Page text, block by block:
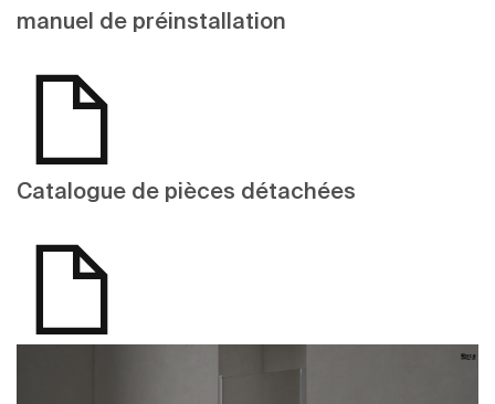
manuel de préinstallation
Catalogue de pièces détachées